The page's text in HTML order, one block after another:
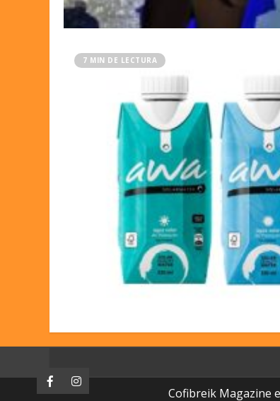
7 MIN DE LECTURA
FacebookInstagram Cofibreik Magazine